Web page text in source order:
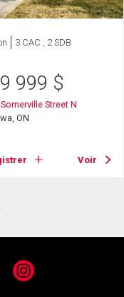
3 CAC , 2 SDB
999 $
Street N
ON
Voir
Instagram